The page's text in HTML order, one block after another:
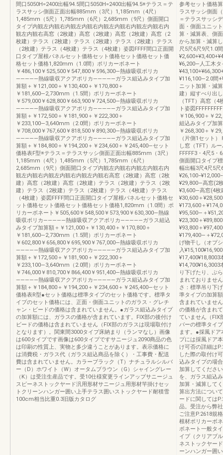
間口5050H=2400出幅94.5間口5050H=2400出幅94.5※テラス＝テ
ラスサッシ側面正面出幅885mm（3尺）1,185mm（4尺）
1,485mm（5尺）1,785mm（6尺）2,685mm（9尺）側面開口
タイプ内観左内観右内観左内観右内観左内観右内観左内観右内
観左内観右高窓（2枚建）高窓（2枚建）高窓（2枚建）高窓（2
枚建）テラス（2枚建）テラス（2枚建）テラス（2枚建）テラス
（2枚建）テラス（4枚建）テラス（4枚建）姿図FFFF間口正面開
口タイプ屋根パネルセット価格セット価格セット価格セット価
格セット価格1,820mm（1.0間）ポリカーボネート
￥486,100￥525,500￥547,800￥596,300―熱線吸収ポリカ
―――――熱線吸収アクアポリカ―――――ガラス組込みタイプ加
算額＋￥121,000＋￥130,400＋￥170,800＋
￥181,600―2,730mm（1.5間）ポリカーボネート
￥579,000￥628,800￥663,900￥724,500―熱線吸収ポリカ
―――――熱線吸収アクアポリカ―――――ガラス組込みタイプ加
算額＋￥172,500＋￥181,900＋￥222,300＋
￥233,100―3,640mm（2.0間）ポリカーボネート
￥708,000￥767,600￥818,500￥890,300―熱線吸収ポリカ
―――――熱線吸収アクアポリカ―――――ガラス組込みタイプ加
算額＋￥184,800＋￥194,200＋￥234,600＋￥245,400―セット
価格表F型※テラス＝テラスサッシ側面正面出幅885mm（3尺）
1,185mm（4尺）1,485mm（5尺）1,785mm（6尺）
2,685mm（9尺）側面開口タイプ内観左内観右内観左内観右内
観左内観右内観左内観右内観左内観右高窓（2枚建）高窓（2枚
建）高窓（2枚建）高窓（2枚建）テラス（2枚建）テラス（2枚
建）テラス（2枚建）テラス（2枚建）テラス（4枚建）テラス
（4枚建）姿図FFFF間口正面開口タイプ屋根パネルセット価格セ
ット価格セット価格セット価格セット価格1,820mm（1.0間）ポ
リカーボネート￥505,600￥548,500￥573,900￥630,300―熱線
吸収ポリカ―――――熱線吸収アクアポリカ―――――ガラス組込
みタイプ加算額＋￥121,000＋￥130,400＋￥170,800＋
￥181,600―2,730mm（1.5間）ポリカーボネート
￥602,800￥656,800￥695,900￥767,000―熱線吸収ポリカ
―――――熱線吸収アクアポリカ―――――ガラス組込みタイプ加
算額＋￥172,500＋￥181,900＋￥222,300＋
￥233,100―3,640mm（2.0間）ポリカーボネート
￥746,000￥810,700￥866,400￥951,400―熱線吸収ポリカ
―――――熱線吸収アクアポリカ―――――ガラス組込みタイプ加
算額＋￥184,800＋￥194,200＋￥234,600＋￥245,400―セット
価格表R型●セット価格は標準タイプのセット価格です。標準タ
イプのセット価格には、正面・側面ユニットのガラス・グレチ
ャン・ビードの価格は含まれていません。●ガラス組込みタイプ
の加算額には、ガラスの価格が含まれています。FIX部の後付け
ビードの価格は含まれていません（FIX部のガラスは現場取付け
となります）。関東間3000タイプ床納まり（ランマなし）画像
は600タイプです画像は600タイプですサニージュ2090商品の色
は印刷の性質上、実物と多少違うことがあります。表示価格に
は消費税・ガラス代（ガラス組込商品を除く）・工事費・配送
費は含まれていません。カラーブラック（T）ナチュラルシルバ
ー（D）ホワイト（W）オータムブラウン（G）シャイングレー
（K）は受注生産品です。受10仕様変更ラインアップサニージュ
スピーネストックヤード汎用形材サニージュ用形材竿掛けセッ
トクリーンハンガー囲い上手テラス囲いストックヤード耐積雪
100cm相当比重0.3旧版カタログ
参考セット価格
ラスサッシ側面
＝テラスサッシ
面・側面ユニッ
算・減算表、側
から加算・減算
尺5尺6尺9尺1.0
¥6,200―人工木タ
¥116,100―2.0間
ニット加算・減
建）縦すべり出
（TFT）高窓（
ト姿図
￥106,900＋￥
組込みタイプ加
￥268,300＋￥
（片側1セット
し窓（TFT）ル
FFFFF3・4尺5
側面開口タイプ
幅出幅3尺4尺5尺
¥29,800―高窓(2
¥3,600―高窓(4
¥30,600＋
¥173,600＋
¥95,500―＋
¥23,300＋
¥93,800＋
¥179,400―＋
げ物干し（オプ
入
¥17,400¥18,8003
¥14,700¥16,3003
り下げたり、ぶ
まれておりませ
さ：標準吊り下
準タイプの加算
含まれていませ
の価格が含まれ
ていません（FIX
バーの標準タイ
ます。●採風ド
プには採風ドア
け可否の詳細は
した際の取付け
込みタイプの場
加算してくださ
を、ガラス組込
加算・減算して
算出方法につい
ードに関しては
品。受注から弊
ご注意P.2618規
根材ポリカーボ
ボネート一般タ
イプ（クリアブ
ネストックヤー
ーンハンガー囲